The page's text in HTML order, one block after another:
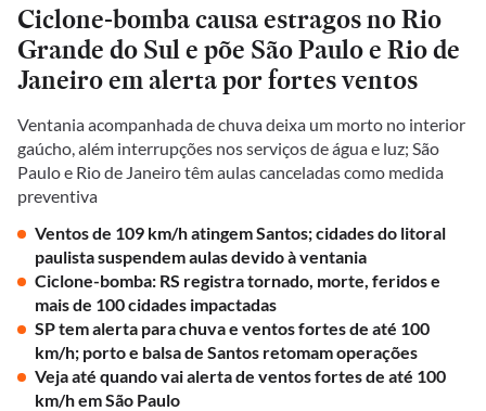
Ciclone-bomba causa estragos no Rio
Grande do Sul e põe São Paulo e Rio de
Janeiro em alerta por fortes ventos
Ventania acompanhada de chuva deixa um morto no interior
gaúcho, além interrupções nos serviços de água e luz; São
Paulo e Rio de Janeiro têm aulas canceladas como medida
preventiva
Ventos de 109 km/h atingem Santos; cidades do litoral
paulista suspendem aulas devido à ventania
Ciclone-bomba: RS registra tornado, morte, feridos e
mais de 100 cidades impactadas
SP tem alerta para chuva e ventos fortes de até 100
km/h; porto e balsa de Santos retomam operações
Veja até quando vai alerta de ventos fortes de até 100
km/h em São Paulo